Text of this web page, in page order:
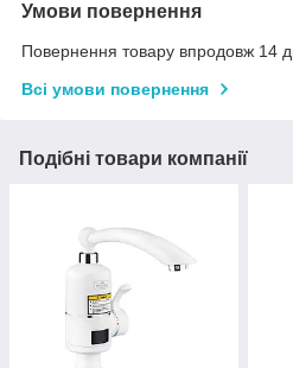
Умови повернення
Повернення товару впродовж 14
Всі умови повернення
Подібні товари компанії